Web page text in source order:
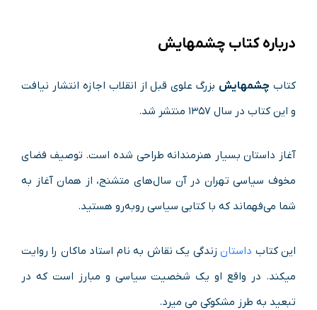
درباره کتاب چشمهایش
کتاب چشمهایش بزرگ علوی قبل از انقلاب اجازه انتشار نیافت
و این کتاب در سال ۱۳۵۷ منتشر شد.
آغاز داستان بسیار هنرمندانه طراحی شده‌ است. توصیف فضای
مخوف سیاسی تهران در آن سال‌های متشنج، از همان آغاز به
شما می‌فهماند که با کتابی سیاسی روبه‌رو هستید.
این کتاب داستانزندگی یک نقاش به نام استاد ماکان را روایت
میکند. در واقع او یک شخصیت سیاسی و مبارز است که در
تبعید به طرز مشکوکی می میرد.